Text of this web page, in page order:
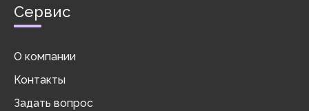
Сервис
О компании
Контакты
Задать вопрос